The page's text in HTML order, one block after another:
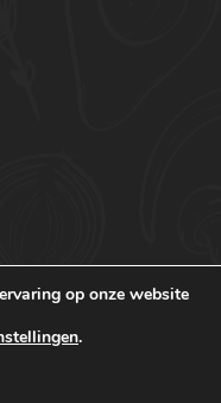
| Ontwerp & realisatie:
op onze website
.